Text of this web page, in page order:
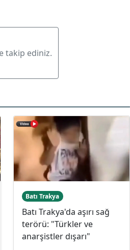
takip ediniz.
Batı Trakya
Batı Trakya'da aşırı sağ
terörü: "Türkler ve
anarşistler dışarı"